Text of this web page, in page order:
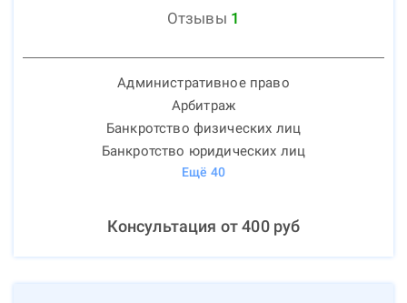
Отзывы 1
Административное право
Арбитраж
Банкротство физических лиц
Банкротство юридических лиц
Ещё 40
Консультация от400руб